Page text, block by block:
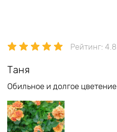
Рейтинг: 4.8
Таня
Обильное и долгое цветение